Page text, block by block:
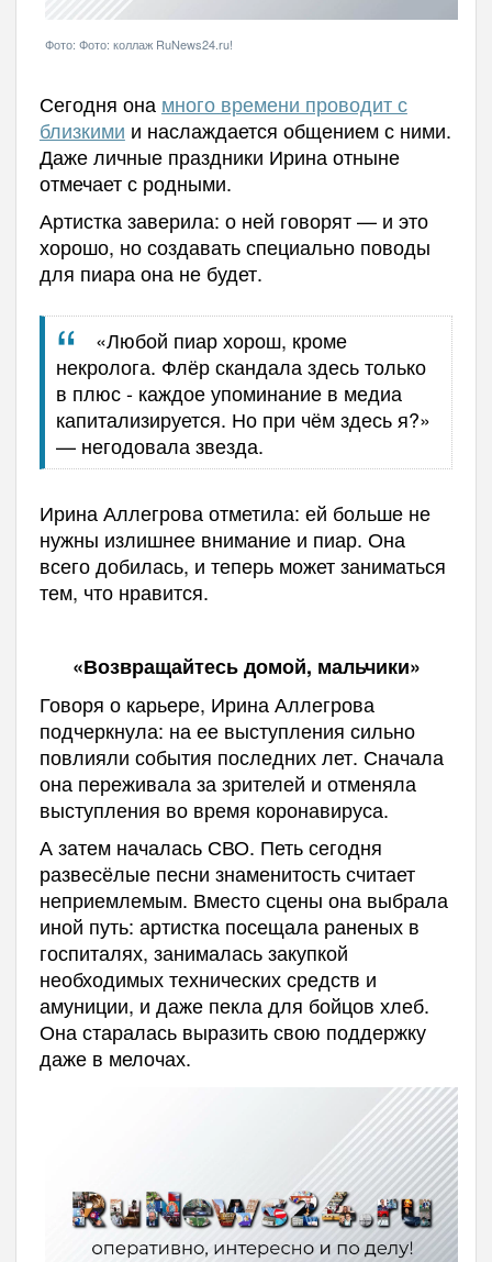
Фото: Фото: коллаж RuNews24.ru!
Сегодня она много времени проводит с
близкими и наслаждается общением с ними.
Даже личные праздники Ирина отныне
отмечает с родными.
Артистка заверила: о ней говорят — и это
хорошо, но создавать специально поводы
для пиара она не будет.
«Любой пиар хорош, кроме
некролога. Флёр скандала здесь только
в плюс - каждое упоминание в медиа
капитализируется. Но при чём здесь я?»
— негодовала звезда.
Ирина Аллегрова отметила: ей больше не
нужны излишнее внимание и пиар. Она
всего добилась, и теперь может заниматься
тем, что нравится.
«Возвращайтесь домой, мальчики»
Говоря о карьере, Ирина Аллегрова
подчеркнула: на ее выступления сильно
повлияли события последних лет. Сначала
она переживала за зрителей и отменяла
выступления во время коронавируса.
А затем началась СВО. Петь сегодня
развесёлые песни знаменитость считает
неприемлемым. Вместо сцены она выбрала
иной путь: артистка посещала раненых в
госпиталях, занималась закупкой
необходимых технических средств и
амуниции, и даже пекла для бойцов хлеб.
Она старалась выразить свою поддержку
даже в мелочах.